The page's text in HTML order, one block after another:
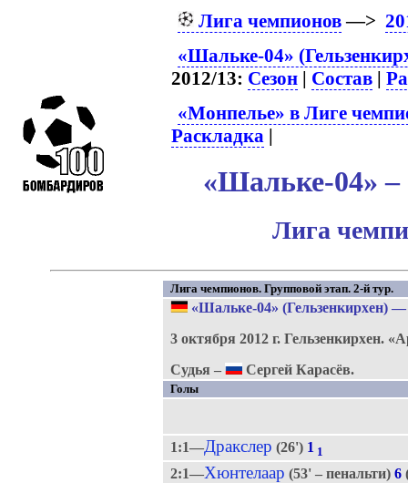
Лига чемпионов—>
«Шальке-04»
2012/13: Сезон | Состав |
«Монпелье» в Лиге
Раскладка |
«Шальке-04»
Лига
Лига чемпионов. Групповой этап. 2-й тур.
«Шальке-04» (Гельзенкирхен)
3 октября 2012 г. Гельзенкирхен.
Судья –
Сергей Карасёв.
Голы
1:1—Дракслер (26') 1 1
2:1—Хюнтелаар (53' – пенальти) 6